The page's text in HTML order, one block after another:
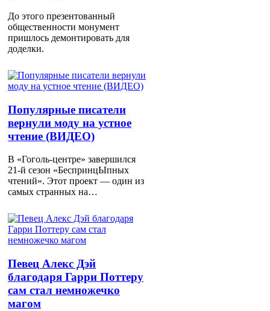
До этого презентованный
общественности монумент
пришлось демонтировать для
доделки.
Популярные писатели
вернули моду на устное
чтение (ВИДЕО)
В «Гоголь-центре» завершился
21-й сезон «БеспринцЫпных
чтений». Этот проект — один из
самых странных на…
Певец Алекс Дэй
благодаря Гарри Поттеру
сам стал немножечко
магом